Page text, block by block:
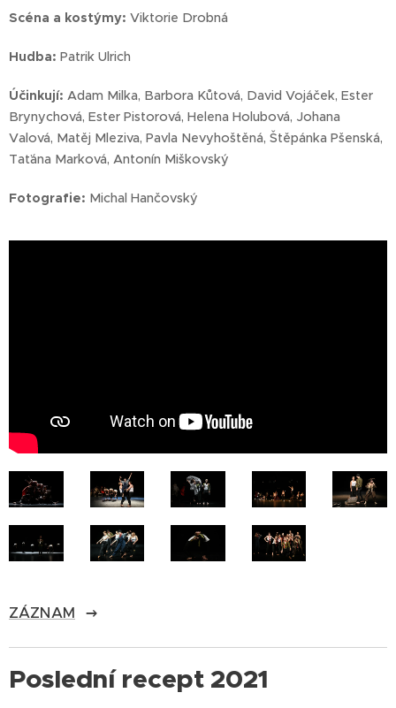
Scéna a kostýmy: Viktorie Drobná
Hudba: Patrik Ulrich
Účinkují: Adam Milka, Barbora Kůtová, David Vojáček, Ester
Brynychová, Ester Pistorová, Helena Holubová, Johana
Valová, Matěj Mleziva, Pavla Nevyhoštěná, Štěpánka Pšenská,
Taťána Marková, Antonín Miškovský
Fotografie: Michal Hančovský
ZÁZNAM
Poslední recept 2021